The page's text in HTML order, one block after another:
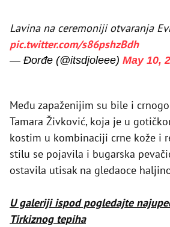
Lavina na ceremoniji otvaranja
pic.twitter.com/s86pshzBdh
— Đorđe (@itsdjoleee) May 10,
Među zapaženijim su bile i
Tamara Živković, koja je u
kostim u kombinaciji crne kože i
stilu se pojavila i bugarska
ostavila utisak na gledaoce
U galeriji ispod pogledajte
Tirkiznog tepiha